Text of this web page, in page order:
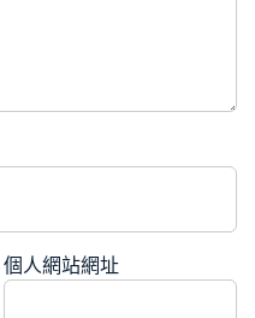
個人網站網址